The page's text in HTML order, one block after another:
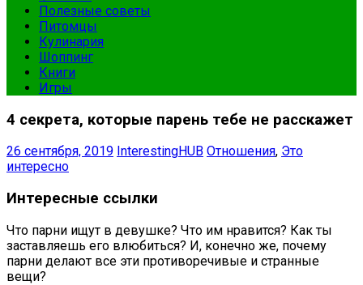
Полезные советы
Питомцы
Кулинария
Шоппинг
Книги
Игры
4 секрета, которые парень тебе не расскажет
26 сентября, 2019 InterestingHUB Отношения, Это
интересно
Интересные ссылки
Что парни ищут в девушке? Что им нравится? Как ты
заставляешь его влюбиться? И, конечно же, почему
парни делают все эти противоречивые и странные
вещи?